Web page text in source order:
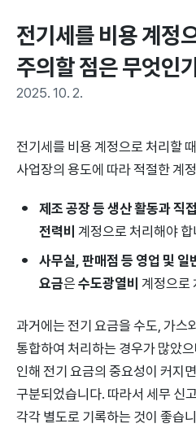
전기세를 비용 계정
주의할 점은 무엇인
2025. 10. 2.
전기세를 비용 계정으로 처리할
사업장의 용도에 따라 적절한 계
제조 공장 등 생산 활동과 직
전력비 계정으로 처리해야
사무실, 판매점 등 영업 및 일
요금은수도광열비 계정으로
과거에는 전기 요금을 수도, 가스
통합하여 처리하는 경우가 많았
인해 전기 요금의 중요성이 커지
구분되었습니다. 따라서 세무 신
각각 별도로 기록하는 것이 좋습